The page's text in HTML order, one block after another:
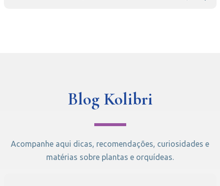
Blog Kolibri
Acompanhe aqui dicas, recomendações, curiosidades e
matérias sobre plantas e orquídeas.